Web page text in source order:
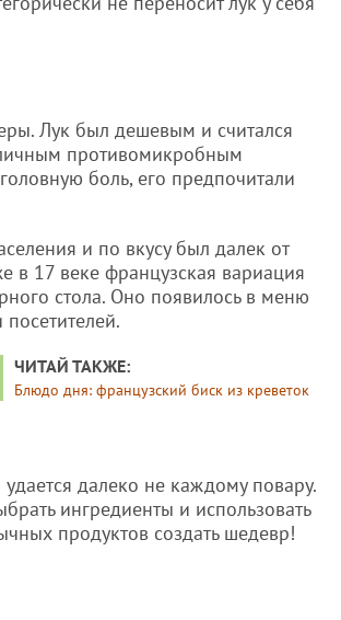
Лук был дешевым и считался
противомикробным
боль, его предпочитали
и по вкусу был далек от
в 17 веке французская вариация
стола. Оно появилось в меню
ЧИТАЙ ТАКЖЕ:
Блюдо дня: французский биск из креветок
далеко не каждому повару.
ингредиенты и использовать
продуктов создать шедевр!